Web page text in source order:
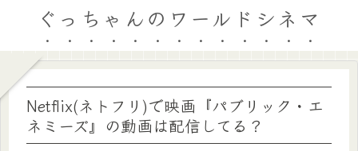
ぐっちゃんのワールドシネマ
Netflix(ネトフリ)で映画『パブリック・エ
ネミーズ』の動画は配信してる？